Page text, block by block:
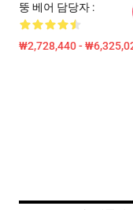
뚱 베어 담당자 :
₩2,728,440 -